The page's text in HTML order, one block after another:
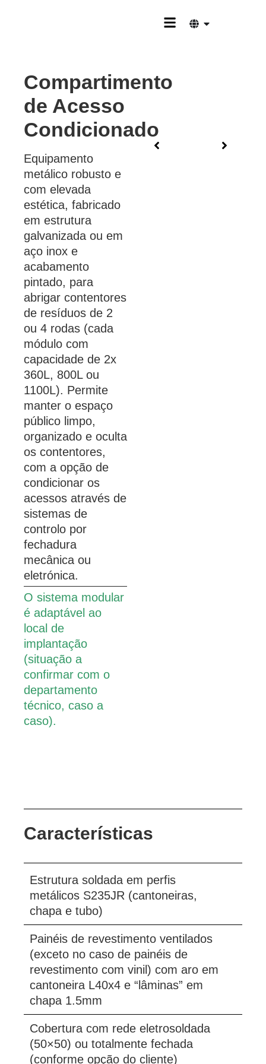
Compartimento
de Acesso
Condicionado
Equipamento
metálico robusto e
com elevada
estética, fabricado
em estrutura
galvanizada ou em
aço inox e
acabamento
pintado, para
abrigar contentores
de resíduos de 2
ou 4 rodas (cada
módulo com
capacidade de 2x
360L, 800L ou
1100L). Permite
manter o espaço
público limpo,
organizado e oculta
os contentores,
com a opção de
condicionar os
acessos através de
sistemas de
controlo por
fechadura
mecânica ou
eletrónica.
O sistema modular
é adaptável ao
local de
implantação
(situação a
confirmar com o
departamento
técnico, caso a
caso).
Características
Estrutura soldada em perfis
metálicos S235JR (cantoneiras,
chapa e tubo)
Painéis de revestimento ventilados
(exceto no caso de painéis de
revestimento com vinil) com aro em
cantoneira L40x4 e “lâminas” em
chapa 1.5mm
Cobertura com rede eletrosoldada
(50×50) ou totalmente fechada
(conforme opção do cliente)